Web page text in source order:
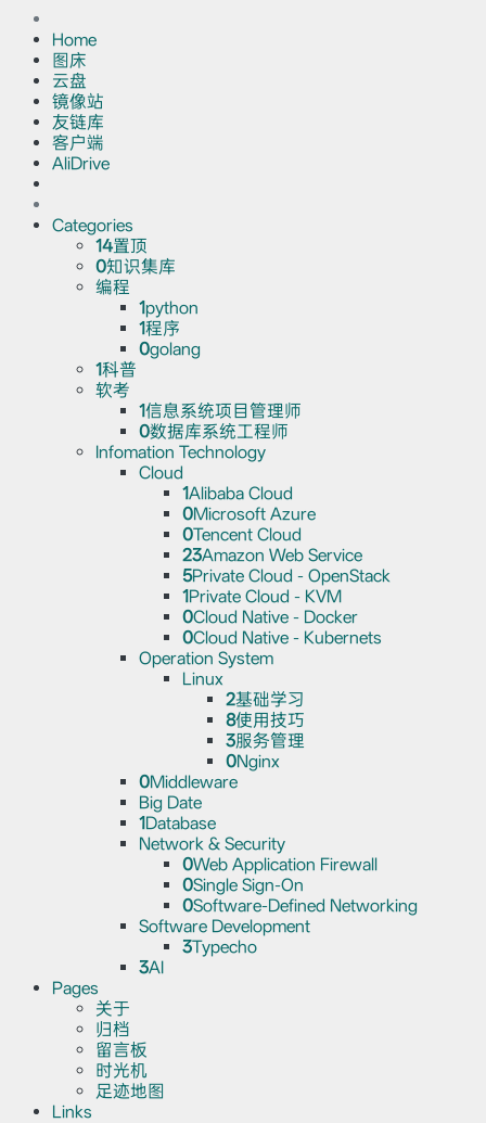
Home
图床
云盘
镜像站
友链库
客户端
AliDrive
Categories
14置顶
0知识集库
编程
1python
1程序
0golang
1科普
软考
1信息系统项目管理师
0数据库系统工程师
Infomation Technology
Cloud
1Alibaba Cloud
0Microsoft Azure
0Tencent Cloud
23Amazon Web Service
5Private Cloud - OpenStack
1Private Cloud - KVM
0Cloud Native - Docker
0Cloud Native - Kubernets
Operation System
Linux
2基础学习
8使用技巧
3服务管理
0Nginx
0Middleware
Big Date
1Database
Network & Security
0Web Application Firewall
0Single Sign-On
0Software-Defined Networking
Software Development
3Typecho
3AI
Pages
关于
归档
留言板
时光机
足迹地图
Links